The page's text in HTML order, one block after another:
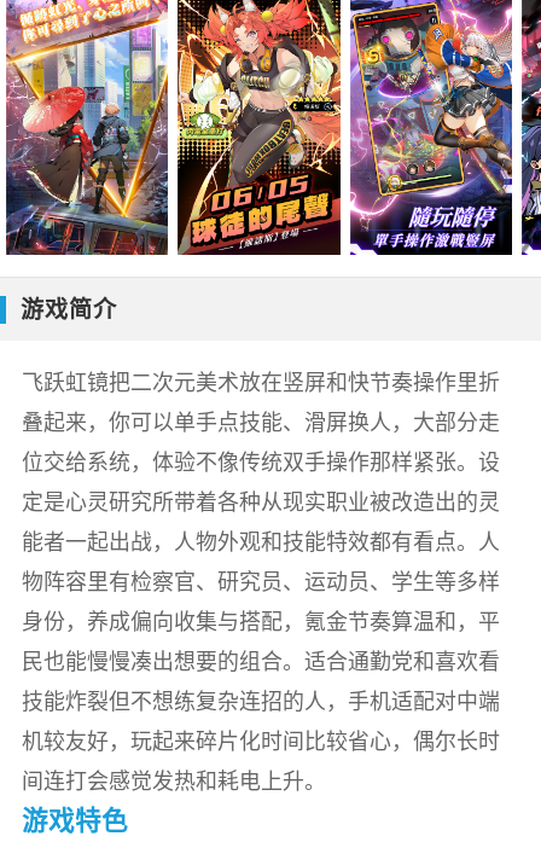
游戏简介
飞跃虹镜把二次元美术放在竖屏和快节奏操作里折
叠起来，你可以单手点技能、滑屏换人，大部分走
位交给系统，体验不像传统双手操作那样紧张。设
定是心灵研究所带着各种从现实职业被改造出的灵
能者一起出战，人物外观和技能特效都有看点。人
物阵容里有检察官、研究员、运动员、学生等多样
身份，养成偏向收集与搭配，氪金节奏算温和，平
民也能慢慢凑出想要的组合。适合通勤党和喜欢看
技能炸裂但不想练复杂连招的人，手机适配对中端
机较友好，玩起来碎片化时间比较省心，偶尔长时
间连打会感觉发热和耗电上升。
游戏特色